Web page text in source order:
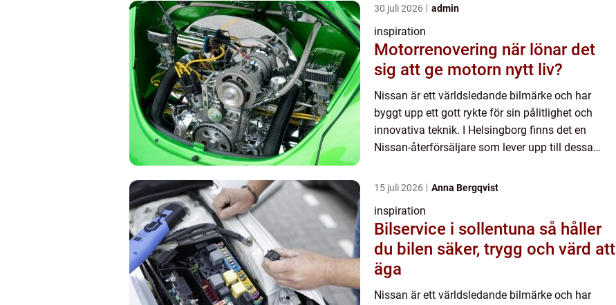
30 juli 2026 admin
inspiration
Motorrenovering när lönar det
sig att ge motorn nytt liv?
Nissan är ett världsledande bilmärke och har
byggt upp ett gott rykte för sin pålitlighet och
innovativa teknik. I Helsingborg finns det en
Nissan-återförsäljare som lever upp till dessa
förståelse för...
15 juli 2026 Anna Bergqvist
inspiration
Bilservice i sollentuna så håller
du bilen säker, trygg och värd att
äga
Nissan är ett världsledande bilmärke och har